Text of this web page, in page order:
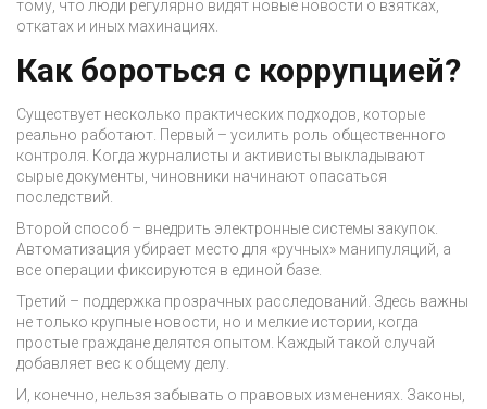
тому, что люди регулярно видят новые новости о взятках,
откатах и иных махинациях.
Как бороться с коррупцией?
Существует несколько практических подходов, которые
реально работают. Первый – усилить роль общественного
контроля. Когда журналисты и активисты выкладывают
сырые документы, чиновники начинают опасаться
последствий.
Второй способ – внедрить электронные системы закупок.
Автоматизация убирает место для «ручных» манипуляций, а
все операции фиксируются в единой базе.
Третий – поддержка прозрачных расследований. Здесь важны
не только крупные новости, но и мелкие истории, когда
простые граждане делятся опытом. Каждый такой случай
добавляет вес к общему делу.
И, конечно, нельзя забывать о правовых изменениях. Законы,